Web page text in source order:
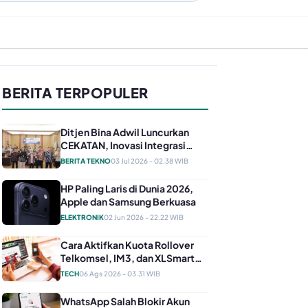
BERITA TERPOPULER
Ditjen Bina Adwil Luncurkan
CEKATAN, Inovasi Integrasi
Layanan Kearsipan untuk
BERITA TEKNO03 Jul 2026 - 02.38 WIB
HP Paling Laris di Dunia 2026,
Apple dan Samsung Berkuasa
ELEKTRONIK02 Jun 2026 - 22.22 WIB
Cara Aktifkan Kuota Rollover
Telkomsel, IM3, dan XLSmart
agar Sisa Internet Tak Hangus
TECH06 Ags 2026 - 03.31 WIB
WhatsApp Salah Blokir Akun